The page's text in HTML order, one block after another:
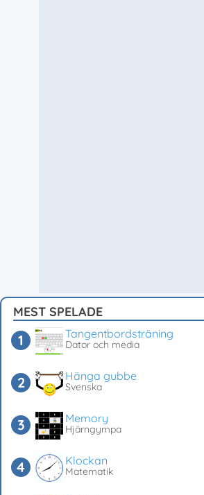
MEST SPELADE
Tangentbordsträning
Dator och media
Hänga gubbe
Svenska
Memory
Hjärngympa
Klockan
Matematik